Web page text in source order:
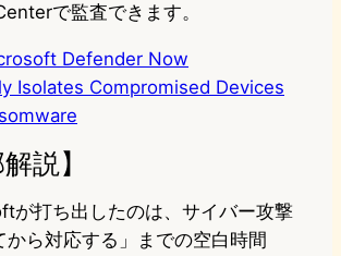
で監査できます。
Defender Now
Isolates Compromised Devices
説】
が打ち出したのは、サイバー攻撃
から対応する」までの空白時間